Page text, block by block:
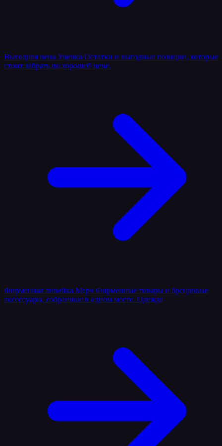
Выгодная цена Уценка Остатки и выгодные позиции, которые
стоит забрать по хорошей цене.
Фирменная линейка Мерч Фирменные товары и брендовые
аксессуары, собранные в одном месте. Одежда